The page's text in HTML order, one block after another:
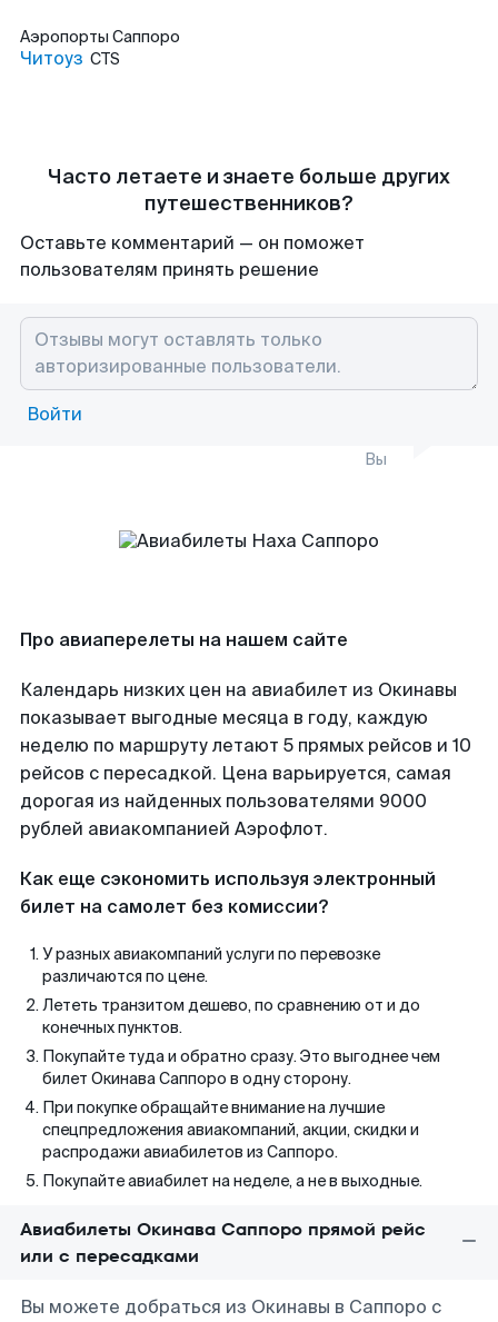
Аэропорты Саппоро
Читоуз CTS
Часто летаете и знаете больше других
путешественников?
Оставьте комментарий — он поможет
пользователям принять решение
Войти
Вы
Про авиаперелеты на нашем сайте
Календарь низких цен на авиабилет из Окинавы
показывает выгодные месяца в году, каждую
неделю по маршруту летают 5 прямых рейсов и 10
рейсов с пересадкой. Цена варьируется, самая
дорогая из найденных пользователями 9000
рублей авиакомпанией Аэрофлот.
Как еще сэкономить используя электронный
билет на самолет без комиссии?
У разных авиакомпаний услуги по перевозке
различаются по цене.
Лететь транзитом дешево, по сравнению от и до
конечных пунктов.
Покупайте туда и обратно сразу. Это выгоднее чем
билет Окинава Саппоро в одну сторону.
При покупке обращайте внимание на лучшие
спецпредложения авиакомпаний, акции, скидки и
распродажи авиабилетов из Саппоро.
Покупайте авиабилет на неделе, а не в выходные.
Авиабилеты Окинава Саппоро прямой рейс
или с пересадками
Вы можете добраться из Окинавы в Саппоро с